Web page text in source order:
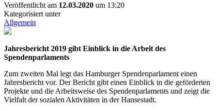
Veröffentlicht am 12.03.2020 um 13:20
Kategorisiert unter
Allgemein
Jahresbericht 2019 gibt Einblick in die Arbeit des
Spendenparlaments
Zum zweiten Mal legt das Hamburger Spendenparlament einen
Jahresbericht vor. Der Bericht gibt einen Einblick in die geförderten
Projekte und die Arbeitsweise des Spendenparlaments und zeigt die
Vielfalt der sozialen Aktivitäten in der Hansestadt.